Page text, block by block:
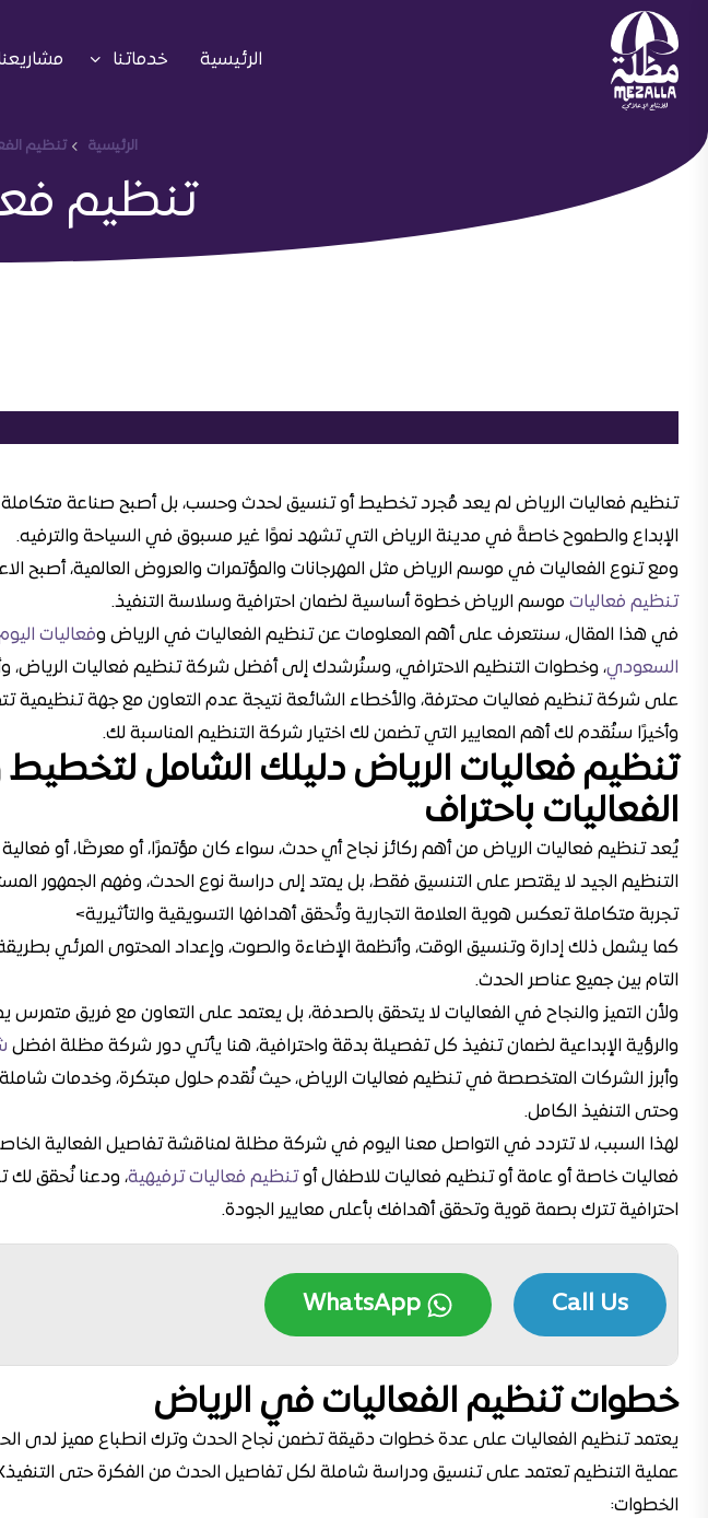
الرئيسية خدماتنا
الرئيسية تنظيم
تنظيم
تنظيم فعاليات الرياض لم يعد مُجرد تخطيط أو تنسيق لحدث وحسب، بل أصبح صناعة
الإبداع والطموح خاصةً في مدينة الرياض التي تشهد نموًا غير مسبوق في السياحة والترفيه.
ومع تنوع الفعاليات في موسم الرياض مثل المهرجانات والمؤتمرات والعروض العالمية، أصبح
تنظيم فعاليات موسم الرياض خطوة أساسية لضمان احترافية وسلاسة التنفيذ.
في هذا المقال، سنتعرف على أهم المعلومات عن تنظيم الفعاليات في الرياض وفعاليات
السعودي، وخطوات التنظيم الاحترافي، وسنُرشدك إلى أفضل شركة تنظيم فعاليات الرياض،
على شركة تنظيم فعاليات محترفة، والأخطاء الشائعة نتيجة عدم التعاون مع جهة تنظيمية
وأخيرًا سنُقدم لك أهم المعايير التي تضمن لك اختيار شركة التنظيم المناسبة لك.
تنظيم فعاليات الرياض دليلك الشامل لتخطيط
الفعاليات باحتراف
يُعد تنظيم فعاليات الرياض من أهم ركائز نجاح أي حدث، سواء كان مؤتمرًا، أو معرضًا، أو
التنظيم الجيد لا يقتصر على التنسيق فقط، بل يمتد إلى دراسة نوع الحدث، وفهم الجمهور
تجربة متكاملة تعكس هوية العلامة التجارية وتُحقق أهدافها التسويقية والتأثيرية>
كما يشمل ذلك إدارة وتنسيق الوقت، وأنظمة الإضاءة والصوت، وإعداد المحتوى المرئي
التام بين جميع عناصر الحدث.
ولأن التميز والنجاح في الفعاليات لا يتحقق بالصدفة، بل يعتمد على التعاون مع فريق متمرس
والرؤية الإبداعية لضمان تنفيذ كل تفصيلة بدقة واحترافية، هنا يأتي دور شركة مظلة افضل
وأبرز الشركات المتخصصة في تنظيم فعاليات الرياض، حيث نُقدم حلول مبتكرة، وخدمات شاملة
وحتى التنفيذ الكامل.
لهذا السبب، لا تتردد في التواصل معنا اليوم في شركة مظلة لمناقشة تفاصيل الفعالية
فعاليات خاصة أو عامة أوتنظيم فعاليات للاطفال أوتنظيم فعاليات ترفيهية، ودعنا نُحقق لك
احترافية تترك بصمة قوية وتحقق أهدافك بأعلى معايير الجودة.
Call Us
WhatsApp
خطوات تنظيم الفعاليات في الرياض
يعتمد تنظيم الفعاليات على عدة خطوات دقيقة تضمن نجاح الحدث وترك انطباع مميز لدى
الخطوات: